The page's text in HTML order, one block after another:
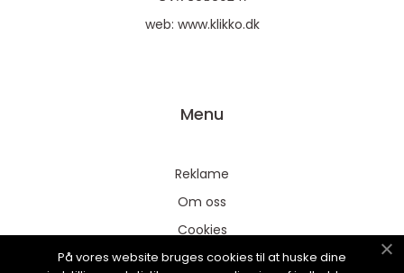
web: www.klikko.dk
Menu
Reklame
Om oss
Cookies
Kontakt Oss
På vores website bruges cookies til at huske dine